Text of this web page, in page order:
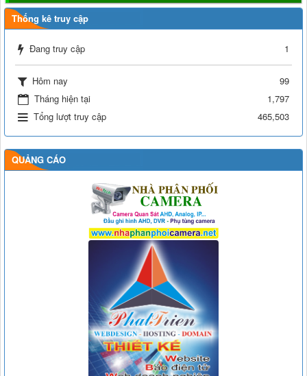
Thống kê truy cập
Đang truy cập 1
Hôm nay
99
Tháng hiện tại
1,797
Tổng lượt truy cập
465,503
QUẢNG CÁO